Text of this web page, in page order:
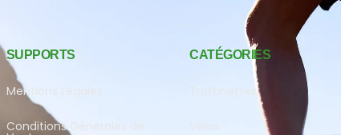
SUPPORTS
Mentions Légales
Conditions Générales de
CATÉGORIES
Trottinettes
Velos